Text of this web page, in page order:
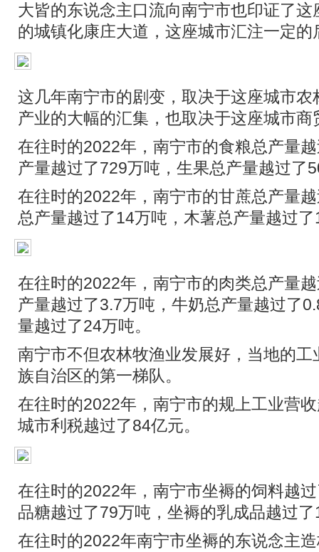
大皆的东说念主口流向南宁市也印证了
的城镇化康庄大道，这座城市汇注一定的
这几年南宁市的剧变，取决于这座城市
产业的大幅的汇集，也取决于这座城市
在往时的2022年，南宁市的食粮总产量
产量越过了729万吨，生果总产量越过了
在往时的2022年，南宁市的甘蔗总产量
总产量越过了14万吨，木薯总产量越过
在往时的2022年，南宁市的肉类总产量
产量越过了3.7万吨，牛奶总产量越过了
量越过了24万吨。
南宁市不但农林牧渔业发展好，当地的
族自治区的第一梯队。
在往时的2022年，南宁市的规上工业营
城市利税越过了84亿元。
在往时的2022年，南宁市坐褥的饲料越
品糖越过了79万吨，坐褥的乳成品越过
在往时的2022年南宁市坐褥的东说念主